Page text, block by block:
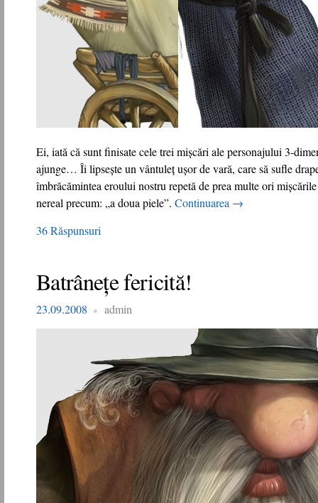
Ei, iată că sunt finisate cele trei mişcări ale personajului 3-
ajunge… Îi lipseşte un vântuleţ uşor de vară, care să sufle
îmbrăcămintea eroului nostru repetă de prea multe ori
nereal precum: „a doua piele”. Continuarea →
36 Răspunsuri
Batrâneţe fericită!
23.09.2008 admin